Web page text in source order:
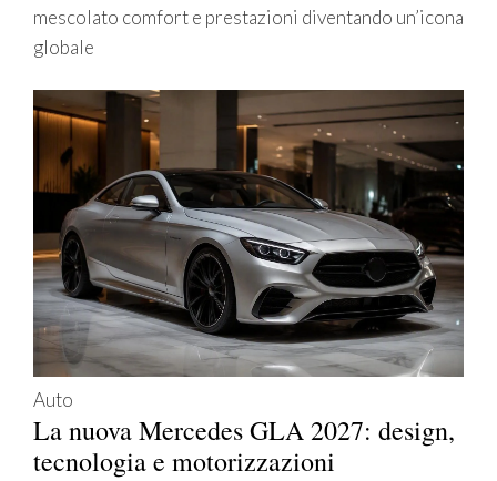
mescolato comfort e prestazioni diventando un’icona
globale
Auto
La nuova Mercedes GLA 2027: design,
tecnologia e motorizzazioni